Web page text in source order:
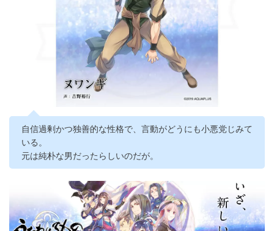
自信過剰かつ独善的な性格で、言動がどうにも小悪党じみて
いる。
元は純朴な男だったらしいのだが。